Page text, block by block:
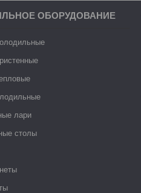
ОБОРУДОВАНИЕ
лари
столы